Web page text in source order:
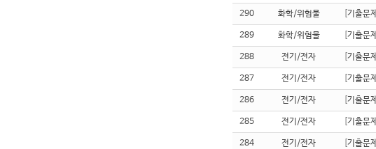
290 화학/위험물 기출문제
289 화학/위험물 기출문제
288 전기/전자 기출문제
287 전기/전자 기출문제
286 전기/전자 기출문제
285 전기/전자 기출문제
284 전기/전자 기출문제